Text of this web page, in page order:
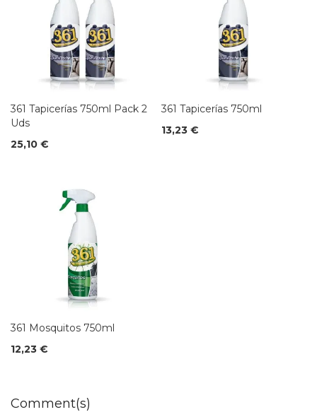
361 Tapicerías 750ml Pack 2
Uds
25,10 €
361 Tapicerías 750ml
13,23 €
361 Mosquitos 750ml
12,23 €
Comment(s)